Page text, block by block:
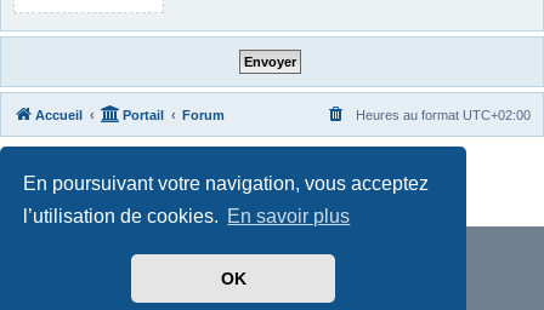
En poursuivant votre navigation, vous acceptez
l’utilisation de cookies. En savoir plus
OK
Accueil Portail Forum Heures au format UTC+02:00
Traduit parphpBB-fr.com